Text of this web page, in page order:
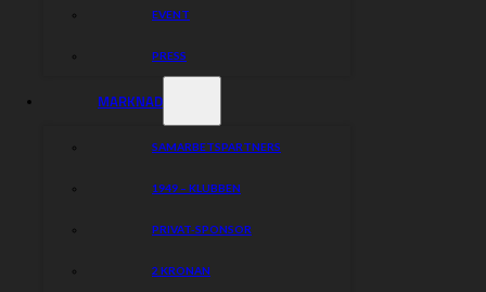
EVENT
PRESS
MARKNAD
SAMARBETSPARTNERS
1949 – KLUBBEN
PRIVAT-SPONSOR
2 KRONAN